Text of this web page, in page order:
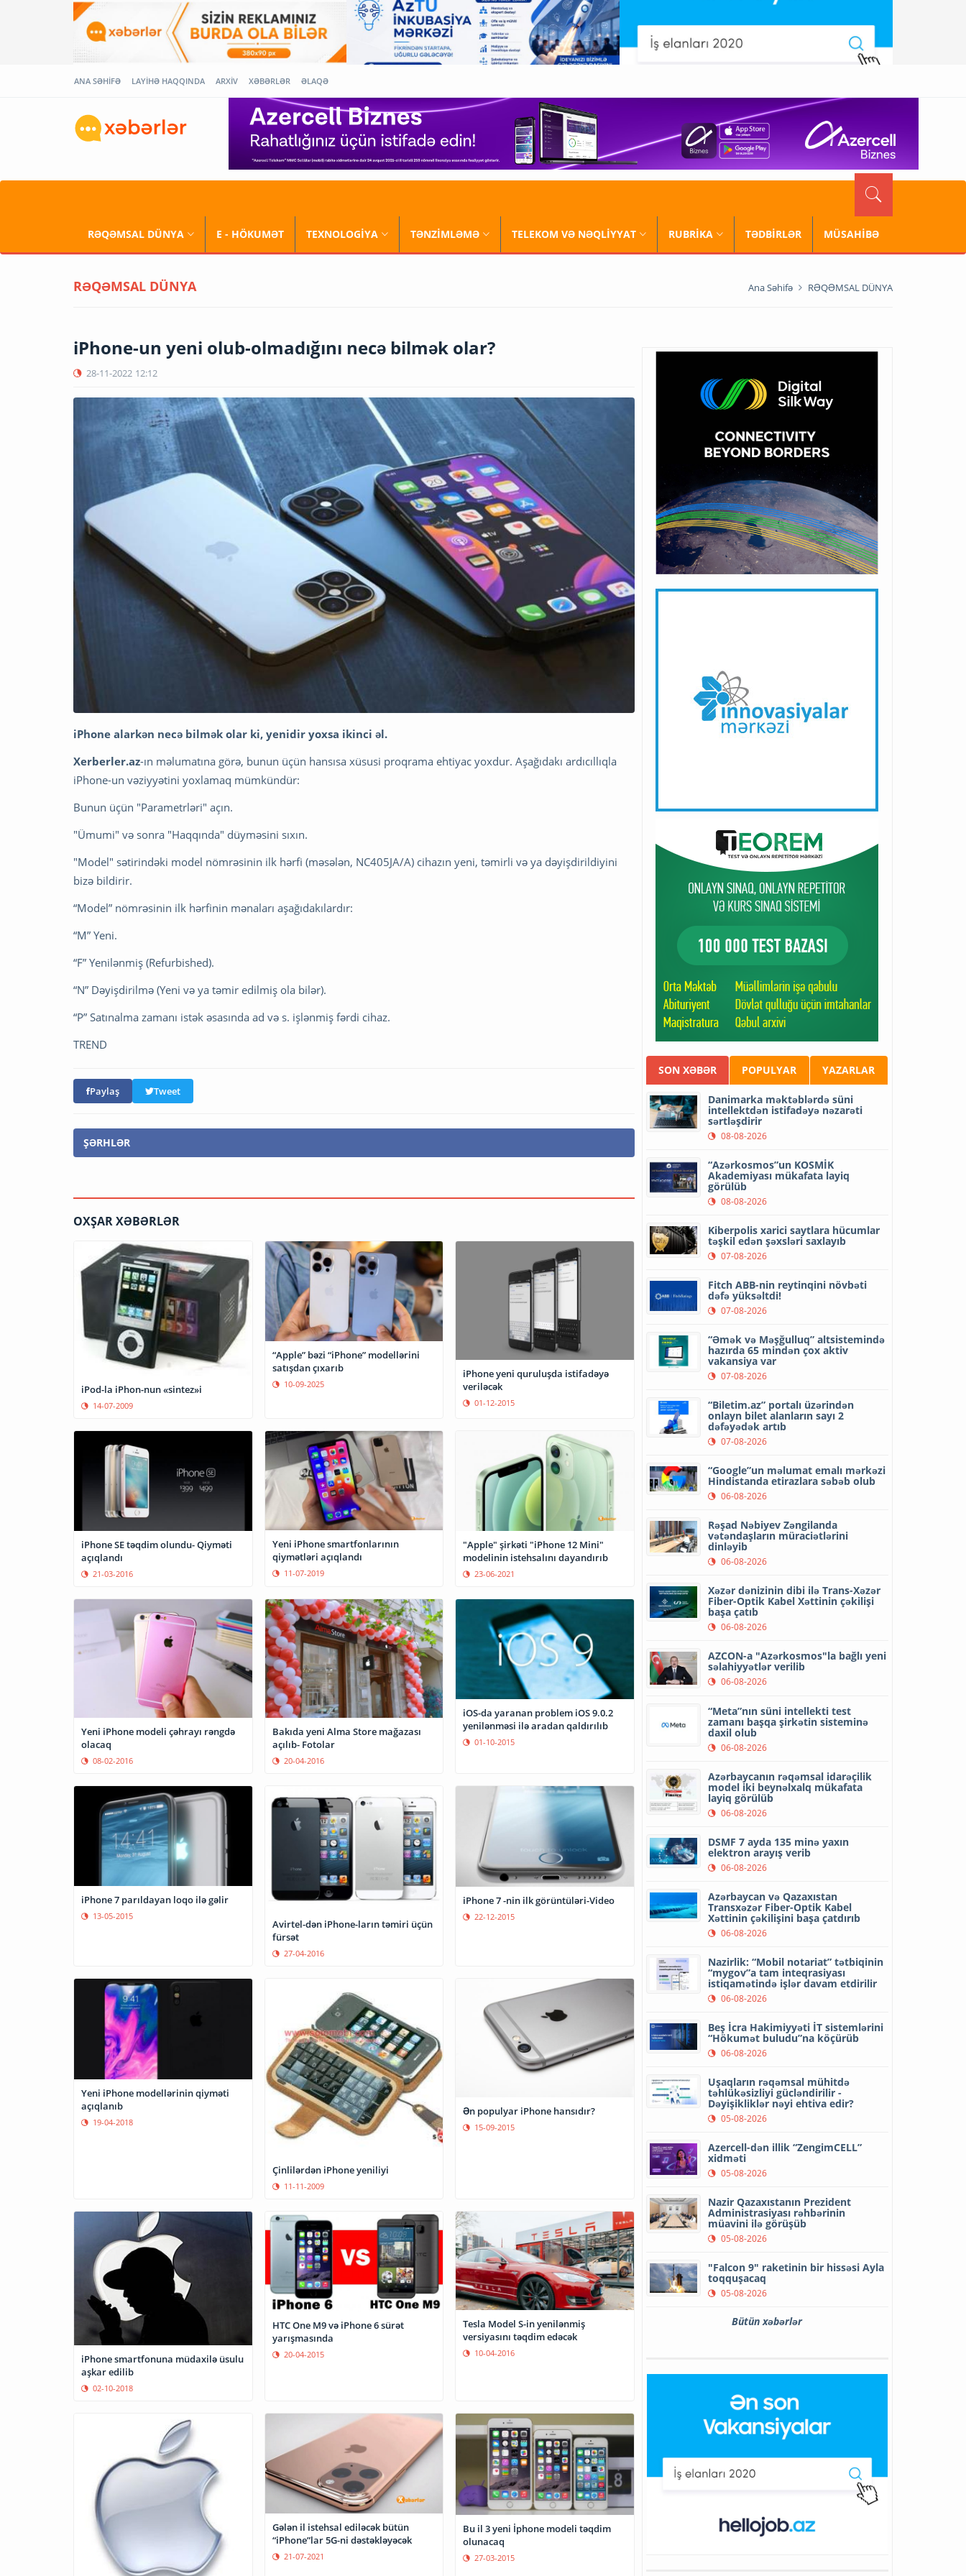
ANA SƏHİFƏ LAYİHƏ HAQQINDA ARXİV XƏBƏRLƏR ƏLAQƏ
RƏQƏMSAL DÜNYA E - HÖKUMƏT TEXNOLOGİYA TƏNZİMLƏMƏ TELEKOM VƏ NƏQLİYYAT RUBRİKA TƏDBİRLƏR MÜSAHİBƏ
RƏQƏMSAL DÜNYA Ana Səhifə RƏQƏMSAL DÜNYA
iPhone-un yeni olub-olmadığını necə bilmək olar?
28-11-2022 12:12
iPhone alarkən necə bilmək olar ki, yenidir yoxsa ikinci əl.
Xerberler.az-ın məlumatına görə, bunun üçün hansısa xüsusi proqrama ehtiyac yoxdur. Aşağıdakı ardıcıllıqla
iPhone-un vəziyyətini yoxlamaq mümkündür:
Bunun üçün "Parametrləri" açın.
"Ümumi" və sonra "Haqqında" düyməsini sıxın.
"Model" sətirindəki model nömrəsinin ilk hərfi (məsələn, NC405JA/A) cihazın yeni, təmirli və ya dəyişdirildiyini
bizə bildirir.
“Model” nömrəsinin ilk hərfinin mənaları aşağıdakılardır:
“M” Yeni.
“F” Yenilənmiş (Refurbished).
“N” Dəyişdirilmə (Yeni və ya təmir edilmiş ola bilər).
“P” Satınalma zamanı istək əsasında ad və s. işlənmiş fərdi cihaz.
TREND
Paylaş Tweet
ŞƏRHLƏR
OXŞAR XƏBƏRLƏR
iPod-la iPhon-nun «sintez»i
14-07-2009
“Apple” bəzi “iPhone” modellərini
satışdan çıxarıb
10-09-2025
iPhone yeni quruluşda istifadəyə
veriləcək
01-12-2015
iPhone SE təqdim olundu- Qiyməti
açıqlandı
21-03-2016
Yeni iPhone smartfonlarının
qiymətləri açıqlandı
11-07-2019
"Apple" şirkəti "iPhone 12 Mini"
modelinin istehsalını dayandırıb
23-06-2021
Yeni iPhone modeli çəhrayı rəngdə
olacaq
08-02-2016
Bakıda yeni Alma Store mağazası
açılıb- Fotolar
20-04-2016
iOS-da yaranan problem iOS 9.0.2
yenilənməsi ilə aradan qaldırılıb
01-10-2015
iPhone 7 parıldayan loqo ilə gəlir
13-05-2015
Avirtel-dən iPhone-ların təmiri üçün
fürsət
27-04-2016
iPhone 7 -nin ilk görüntüləri-Video
22-12-2015
Yeni iPhone modellərinin qiyməti
açıqlanıb
19-04-2018
Çinlilərdən iPhone yeniliyi
11-11-2009
Ən populyar iPhone hansıdır?
15-09-2015
iPhone smartfonuna müdaxilə üsulu
aşkar edilib
02-10-2018
HTC One M9 və iPhone 6 sürət
yarışmasında
20-04-2015
Tesla Model S-in yenilənmiş
versiyasını təqdim edəcək
10-04-2016
Gələn il istehsal ediləcək bütün
“iPhone”lar 5G-ni dəstəkləyəcək
21-07-2021
Bu il 3 yeni İphone modeli təqdim
olunacaq
27-03-2015
SON XƏBƏR POPULYAR YAZARLAR
Danimarka məktəblərdə süni
intellektdən istifadəyə nəzarəti
sərtləşdirir
08-08-2026
“Azərkosmos”un KOSMİK
Akademiyası mükafata layiq
görülüb
08-08-2026
Kiberpolis xarici saytlara hücumlar
təşkil edən şəxsləri saxlayıb
07-08-2026
Fitch ABB-nin reytinqini növbəti
dəfə yüksəltdi!
07-08-2026
“Əmək və Məşğulluq” altsistemində
hazırda 65 mindən çox aktiv
vakansiya var
07-08-2026
“Biletim.az” portalı üzərindən
onlayn bilet alanların sayı 2
dəfəyədək artıb
07-08-2026
“Google”un məlumat emalı mərkəzi
Hindistanda etirazlara səbəb olub
06-08-2026
Rəşad Nəbiyev Zəngilanda
vətəndaşların müraciətlərini
dinləyib
06-08-2026
Xəzər dənizinin dibi ilə Trans-Xəzər
Fiber-Optik Kabel Xəttinin çəkilişi
başa çatıb
06-08-2026
AZCON-a "Azərkosmos"la bağlı yeni
səlahiyyətlər verilib
06-08-2026
“Meta”nın süni intellekti test
zamanı başqa şirkətin sisteminə
daxil olub
06-08-2026
Azərbaycanın rəqəmsal idarəçilik
model iki beynəlxalq mükafata
layiq görülüb
06-08-2026
DSMF 7 ayda 135 minə yaxın
elektron arayış verib
06-08-2026
Azərbaycan və Qazaxıstan
Transxəzər Fiber-Optik Kabel
Xəttinin çəkilişini başa çatdırıb
06-08-2026
Nazirlik: “Mobil notariat” tətbiqinin
“mygov”a tam inteqrasiyası
istiqamətində işlər davam etdirilir
06-08-2026
Beş İcra Hakimiyyəti İT sistemlərini
“Hökumət buludu”na köçürüb
06-08-2026
Uşaqların rəqəmsal mühitdə
təhlükəsizliyi gücləndirilir -
Dəyişikliklər nəyi ehtiva edir?
05-08-2026
Azercell-dən illik “ZengimCELL”
xidməti
05-08-2026
Nazir Qazaxıstanın Prezident
Administrasiyası rəhbərinin
müavini ilə görüşüb
05-08-2026
"Falcon 9" raketinin bir hissəsi Ayla
toqquşacaq
05-08-2026
Bütün xəbərlər